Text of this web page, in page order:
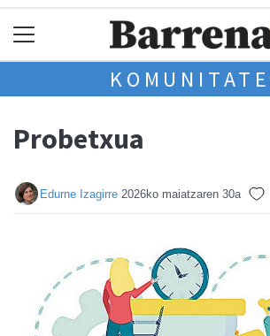
Probetxua
Edurne Izagirre 2026ko maiatzaren 30a